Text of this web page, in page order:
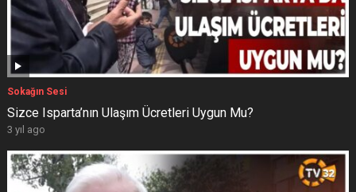
Sokağın Sesi
Sizce Isparta’nın Ulaşım Ücretleri Uygun Mu?
3 yıl ago